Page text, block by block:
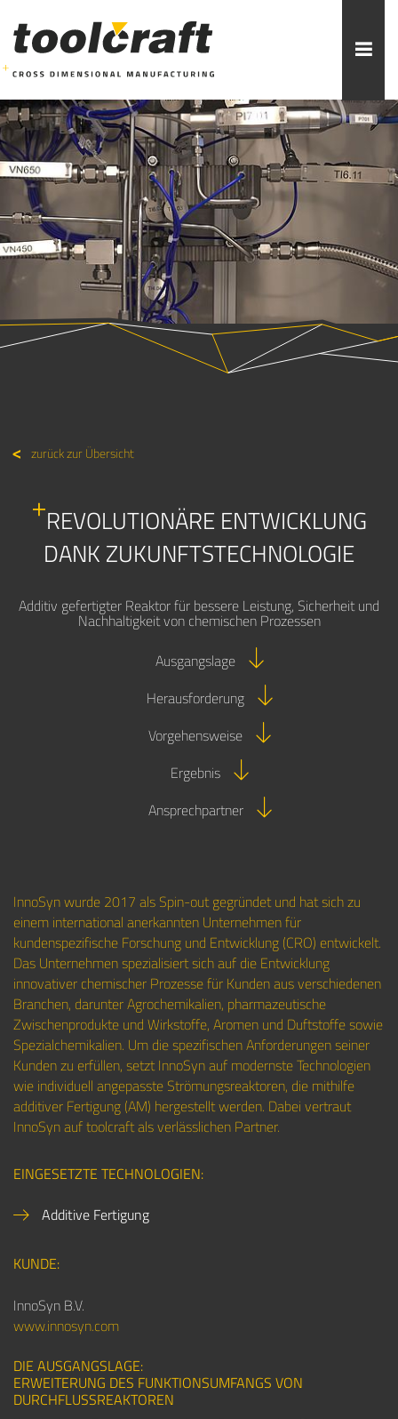
zurück zur Übersicht
REVOLUTIONÄRE ENTWICKLUNG
DANK ZUKUNFTSTECHNOLOGIE
Additiv gefertigter Reaktor für bessere Leistung, Sicherheit und
Nachhaltigkeit von chemischen Prozessen
Ausgangslage
Herausforderung
Vorgehensweise
Ergebnis
Ansprechpartner
InnoSyn wurde 2017 als Spin-out gegründet und hat sich zu
einem international anerkannten Unternehmen für
kundenspezifische Forschung und Entwicklung (CRO) entwickelt.
Das Unternehmen spezialisiert sich auf die Entwicklung
innovativer chemischer Prozesse für Kunden aus verschiedenen
Branchen, darunter Agrochemikalien, pharmazeutische
Zwischenprodukte und Wirkstoffe, Aromen und Duftstoffe sowie
Spezialchemikalien. Um die spezifischen Anforderungen seiner
Kunden zu erfüllen, setzt InnoSyn auf modernste Technologien
wie individuell angepasste Strömungsreaktoren, die mithilfe
additiver Fertigung (AM) hergestellt werden. Dabei vertraut
InnoSyn auf toolcraft als verlässlichen Partner.
EINGESETZTE TECHNOLOGIEN:
Additive Fertigung
KUNDE:
InnoSyn B.V.
www.innosyn.com
DIE AUSGANGSLAGE:
ERWEITERUNG DES FUNKTIONSUMFANGS VON
DURCHFLUSSREAKTOREN
Weitere Themen zur Auswahl:
ADDITIVE FERTIGUNG ROBOTIK ZERSPANUNG
SPRITZGUSS FORMENBAU WERKZEUGBAU
ÜBER TOOLCRAFT KONTAKT/ANSPRECHPARTNER
STELLENANGEBOTE AUSBILDUNG